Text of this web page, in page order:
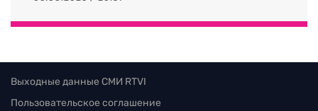
Выходные данные СМИ RTVI
Пользовательское соглашение